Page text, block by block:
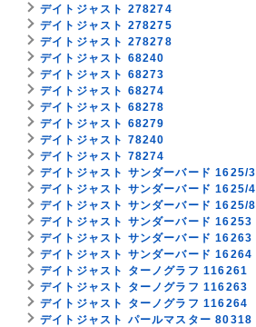
デイトジャスト 278274
デイトジャスト 278275
デイトジャスト 278278
デイトジャスト 68240
デイトジャスト 68273
デイトジャスト 68274
デイトジャスト 68278
デイトジャスト 68279
デイトジャスト 78240
デイトジャスト 78274
デイトジャスト サンダーバード 1625/3
デイトジャスト サンダーバード 1625/4
デイトジャスト サンダーバード 1625/8
デイトジャスト サンダーバード 16253
デイトジャスト サンダーバード 16263
デイトジャスト サンダーバード 16264
デイトジャスト ターノグラフ 116261
デイトジャスト ターノグラフ 116263
デイトジャスト ターノグラフ 116264
デイトジャスト パールマスター 80318